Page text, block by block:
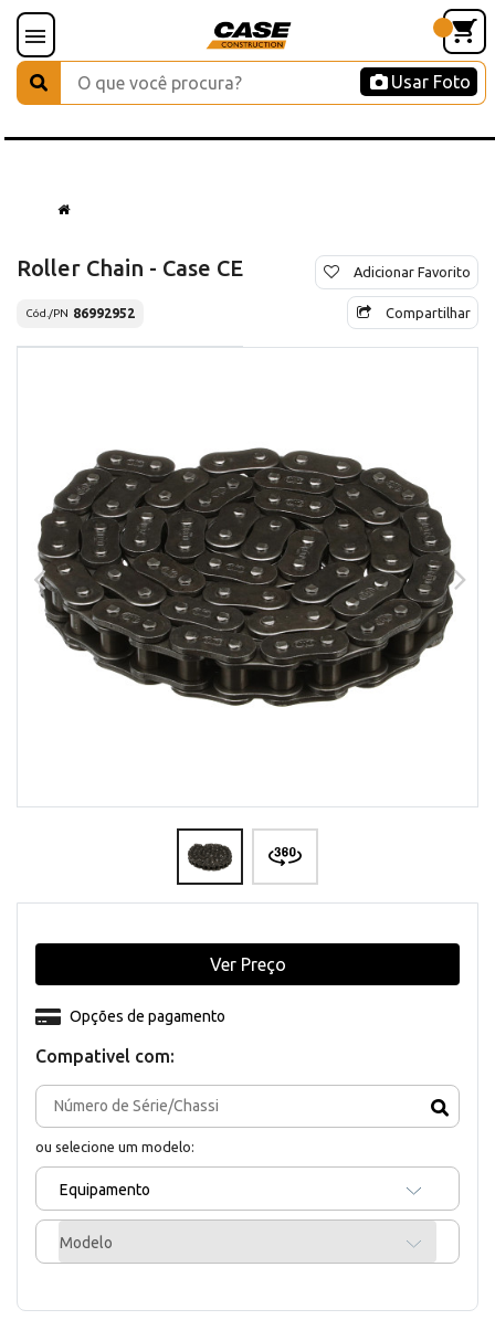
Usar Foto
Roller Chain - Case CE
Cód./PN 86992952
Adicionar Favorito
Compartilhar
Compativel com:
ou selecione um modelo:
Equipamento
Modelo
Opções de pagamento
Ver Preço